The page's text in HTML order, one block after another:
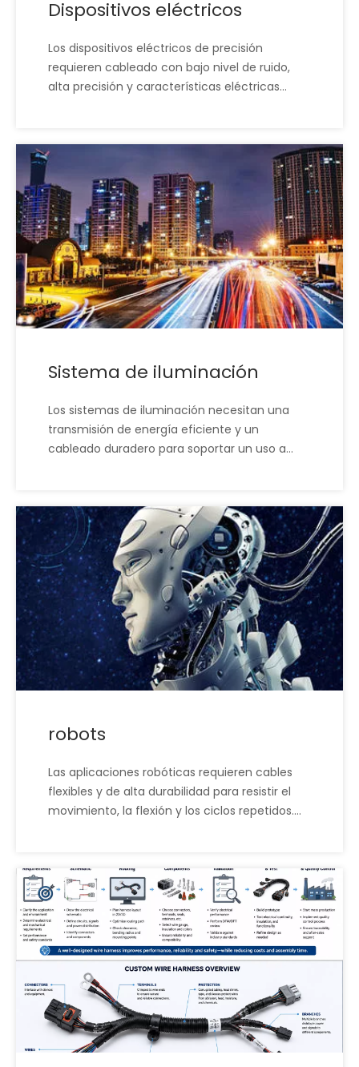
Dispositivos eléctricos
Los dispositivos eléctricos de precisión
requieren cableado con bajo nivel de ruido,
alta precisión y características eléctricas
técnicas, mejorando el rendimiento del
dispositivo y reduciendo los problemas de
interferencia electromagnética (EMI). Esto
conduce a una operación más confiable y
menos problemas de campo.
Sistema de iluminación
Los sistemas de iluminación necesitan una
transmisión de energía eficiente y un
cableado duradero para soportar un uso a
pérdidas, incluso bajo cambios frecuentes y
estrés ambiental. Esto respalda un
rendimiento de iluminación confiable en
aplicaciones comerciales y residenciales.
robots
Las aplicaciones robóticas requieren cables
flexibles y de alta durabilidad para resistir el
movimiento, la flexión y los ciclos repetidos.
precisión posicional para respaldar tareas de
automatización complejas. Esto reduce el
tiempo de inactividad inesperado y aumenta
el rendimiento de la producción.